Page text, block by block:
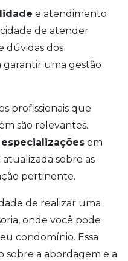
e atendimento
de atender
dúvidas dos
garantir uma gestão
profissionais que
são relevantes.
especializações em
sobre as
pertinente.
de realizar uma
onde você pode
condomínio. Essa
a abordagem e a